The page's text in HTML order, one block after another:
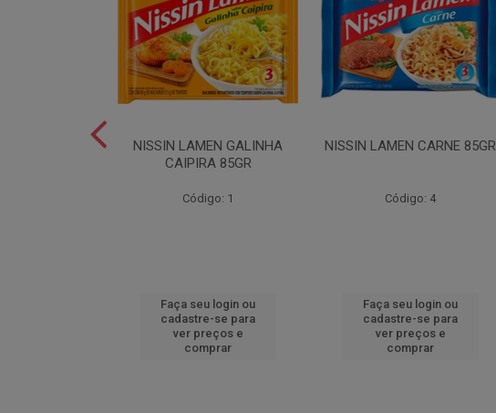
NISSIN LAMEN GALINHA
CAIPIRA 85GR
Código: 1
Faça seu login ou
cadastre-se para
ver preços e
comprar
NISSIN LAMEN CARNE 85GR
Código: 4
Faça seu login ou
cadastre-se para
ver preços e
comprar